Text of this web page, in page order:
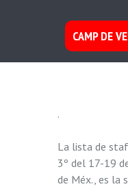
CAMP DE
.
La lista de
3º del 17-19
de Méx., es la